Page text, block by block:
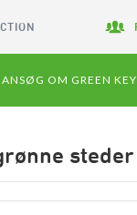
ANSØG OM GREEN KEY
steder